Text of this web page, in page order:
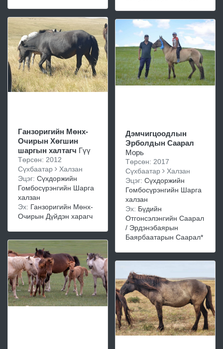
Ганзоригийн Мөнх-
Очирын Хөгшин
шаргын халтагч Гүү
Төрсөн: 2012
Сүхбаатар
Халзан
Эцэг: Сүхдоржийн
Гомбосүрэнгийн Шарга
халзан
Эх: Ганзоригийн Мөнх-
Очирын Дүйдэн харагч
Дэмчигцоодлын
Эрболдын Саарал
Морь
Төрсөн: 2017
Сүхбаатар
Халзан
Эцэг: Сүхдоржийн
Гомбосүрэнгийн Шарга
халзан
Эх: Бүдийн
Отгонсэлэнгийн Саарал
/ Эрдэнэбаярын
Баярбаатарын Саарал*